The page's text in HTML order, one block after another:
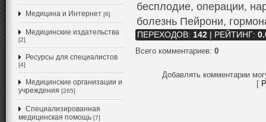
Медицина и Интернет [6]
Медицинские издательства
[2]
Ресурсы для специалистов
[4]
Медицинские организации и
учреждения [265]
Специализированная
медицинская помощь [7]
бесплодие, операции,
болезнь Пейрони,
ПЕРЕХОДОВ: 142 РЕЙТИНГ:
Всего комментариев: 0
Добавлять комментарии
[